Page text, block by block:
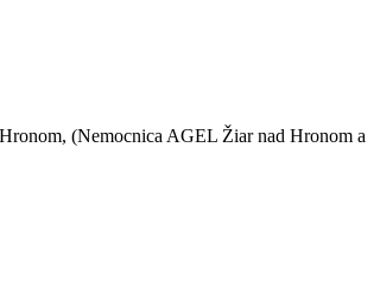
(Nemocnica AGEL Žiar nad Hronom a